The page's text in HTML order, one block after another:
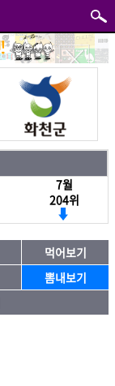
7월
204위
먹어보기
뽐내보기